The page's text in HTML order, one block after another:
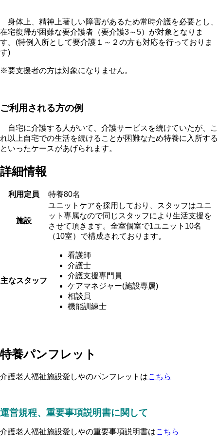
身体上、精神上著しい障害があるため常時介護を必要とし、
在宅復帰が困難な要介護者（要介護3～5）が対象となりま
す。(特例入所として要介護１～２の方も対応を行っておりま
す)
※要支援者の方は対象になりません。
ご利用される方の例
自宅に介護する人がいて、介護サービスを続けていたが、こ
れ以上自宅での生活を続けることが困難なため特養に入所する
といったケースがあげられます。
詳細情報
利用定員 特養80名
施設
ユニットケアを採用しており、スタッフはユニ
ット専属なので同じスタッフにより生活支援を
させて頂きます。全室個室で1ユニット10名
（10室）で構成されております。
主なスタッフ
看護師
介護士
介護支援専門員
ケアマネジャー(施設専属)
相談員
機能訓練士
特養パンフレット
介護老人福祉施設愛しやのパンフレットはこちら
運営規程、重要事項説明書に関して
介護老人福祉施設愛しやの重要事項説明書はこちら